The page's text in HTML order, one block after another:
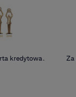
kredytowa. Za